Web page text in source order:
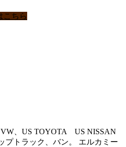
こちら
、US TOYOTA US NISSAN
トラック、バン。 エルカミー